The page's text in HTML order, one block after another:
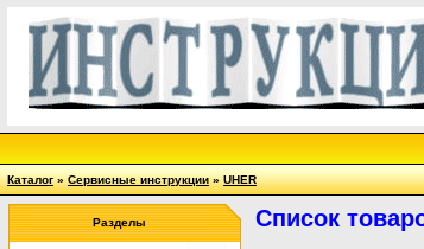
Каталог»Сервисные инструкции»UHER
Разделы Список